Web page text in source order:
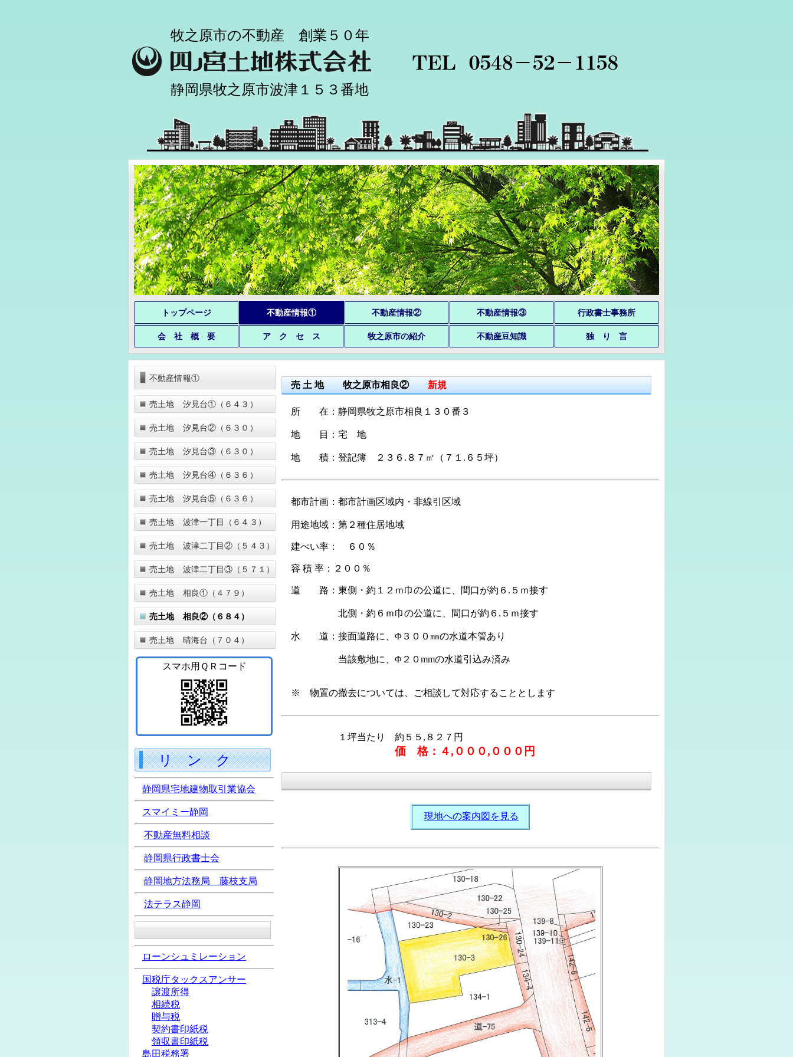
牧之原市の不動産 創業５０年
静岡県牧之原市波津１５３番地
トップページ 不動産情報① 不動産情報② 不動産情報③ 行政書士事務所
会 社 概 要 ア ク セ ス 牧之原市の紹介 不動産豆知識 独 り 言
売 土 地 牧之原市相良② 新規
所 在：静岡県牧之原市相良１３０番３
地 目：宅 地
地 積：登記簿 ２３６.８７㎡（７１ .６５ 坪）
都市計画：都市計画区域内・非線引区域
用途地域：第２種住居地域
建ぺい率： ６０％
容 積 率：２００％
道 路：東側・約１２ｍ巾の公道に、間口が約６.５ｍ接す
北側・約６ｍ巾の公道に、間口が約６.５ｍ接す
水 道：接面道路に、Φ３ ００㎜の水道本管あり
当該敷地に、Φ２０mmの水道引込み済み
※ 物置の撤去については、ご相談して対応することとします
１坪当たり 約５５ ,８２７ 円
価 格：４,０００,０ ００円
現地への案内図を見る
不動産情報①
売土地 汐見台①（６４３）
売土地 汐見台②（６３０）
売土地 汐見台③（６３０）
売土地 汐見台④（６３６）
売土地 汐見台⑤（６３６）
売土地 波津一丁目（６４３）
売土地 波津二丁目②（５４３）
売土地 波津二丁目③（５７１）
売土地 相良①（４７９）
売土地 相良②（６８４）
売土地 晴海台（７０４）
スマホ用ＱＲコード
リ ン ク
静岡県宅地建物取引業協会
スマイミー静岡
不動産無料相談
静岡県行政書士会
静岡地方法務局 藤枝支局
法テラス静岡
ローンシュミレーション
国税庁タックスアンサー
譲渡所得
相続税
贈与税
契約書印紙税
領収書印紙税
島田税務署